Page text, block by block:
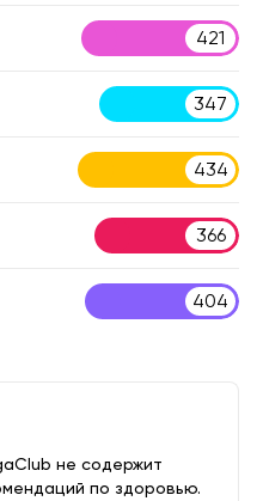
421
347
434
366
404
не содержит
по здоровью.